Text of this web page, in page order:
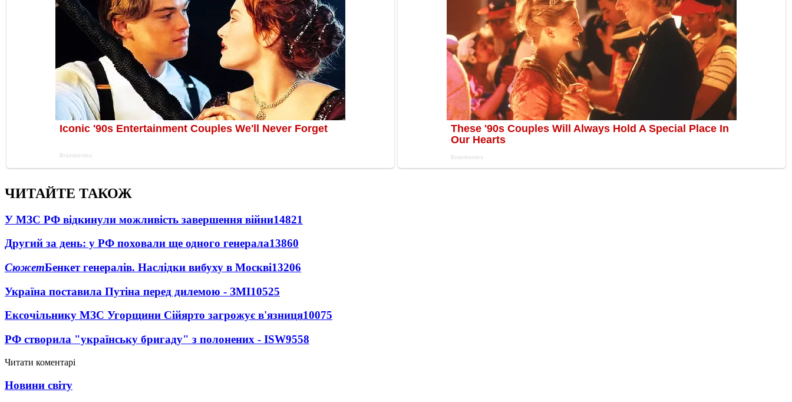
ЧИТАЙТЕ ТАКОЖ
У МЗС РФ відкинули можливість завершення війни14821
Другий за день: у РФ поховали ще одного генерала13860
СюжетБенкет генералів. Наслідки вибуху в Москві13206
Україна поставила Путіна перед дилемою - ЗМІ10525
Ексочільнику МЗС Угорщини Сійярто загрожує в'язниця10075
РФ створила "українську бригаду" з полонених - ISW9558
Читати коментарі
Новини світу